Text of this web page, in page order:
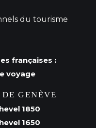
du tourisme
françaises :
voyage
GENÈVE
1850
1650